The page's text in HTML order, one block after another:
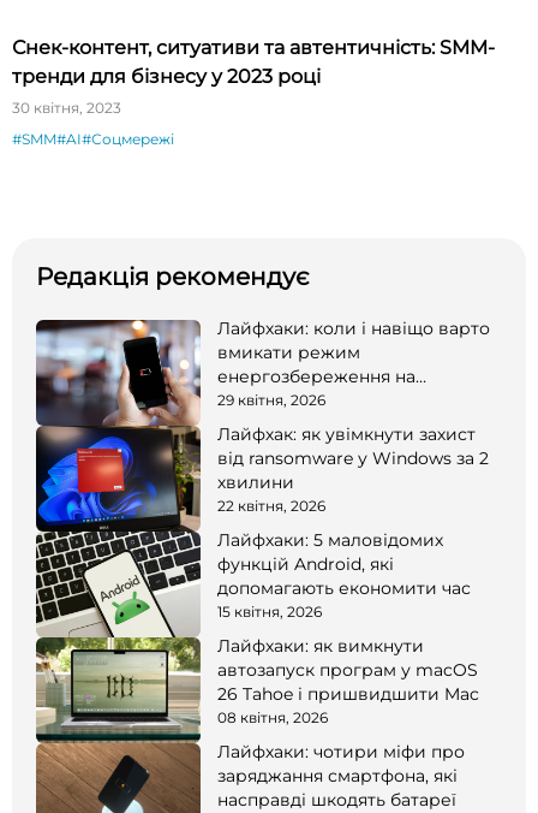
Снек-контент, ситуативи та автентичність: SMM-
тренди для бізнесу у 2023 році
30 квітня, 2023
#SMM#AI#Соцмережі
Редакція рекомендує
Лайфхаки: коли і навіщо варто
вмикати режим
енергозбереження на
смартфоні
29 квітня, 2026
Лайфхак: як увімкнути захист
від ransomware у Windows за 2
хвилини
22 квітня, 2026
Лайфхаки: 5 маловідомих
функцій Android, які
допомагають економити час
15 квітня, 2026
Лайфхаки: як вимкнути
автозапуск програм у macOS
26 Tahoe і пришвидшити Mac
08 квітня, 2026
Лайфхаки: чотири міфи про
заряджання смартфона, які
насправді шкодять батареї